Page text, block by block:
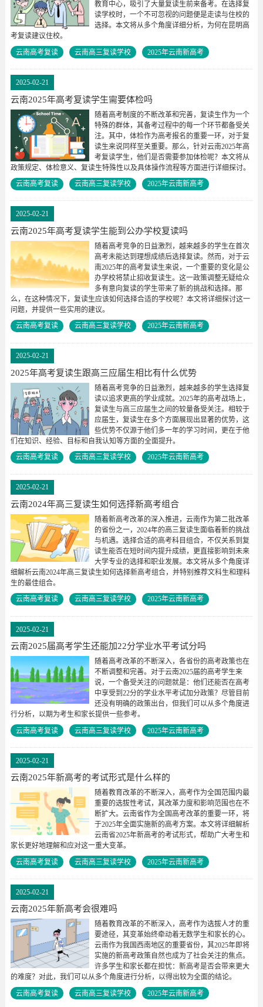
教育中心，吸引了大量复读生前来备考。在选择复
读学校时，一个不可忽视的问题便是走读与住校的
选择。本文将从多个角度详细分析，为何在昆明高
考复读建议住校。
云南高考复读
云南高三复读学校 2025年云南新高考
2025-02-21
云南2025年高考复读学生需要体检吗
随着高考制度的不断改革和完善，复读生作为一个
特殊的群体，其备考过程中的每一个环节都备受关
注。其中，体检作为高考报名的重要一环，对于复
读生来说同样至关重要。那么，针对云南2025年高
考复读学生，他们是否需要参加体检呢？本文将从
政策规定、体检意义、复读生特殊性以及具体操作流程等方面进行详细探讨。
云南高考复读
云南高三复读学校 2025年云南新高考
2025-02-21
云南2025年高考复读学生能到公办学校复读吗
随着高考竞争的日益激烈，越来越多的学生在首次
高考未能达到理想成绩后选择复读。然而，对于云
南2025年的高考复读生来说，一个重要的变化是公
办学校将禁止招收复读生。这一政策调整无疑给众
多有意向复读的学生带来了新的挑战和选择。那
么，在这种情况下，复读生应该如何选择合适的学校呢？本文将详细探讨这一
问题，并提供一些实用的建议。
云南高考复读
云南高三复读学校 2025年云南新高考
2025-02-21
2025年高考复读生跟高三应届生相比有什么优势
随着高考竞争的日益激烈，越来越多的学生选择复
读以追求更高的学业成就。2025年的高考战场上，
复读生与高三应届生之间的较量备受关注。相较于
应届生，复读生在多个方面展现出显著的优势，这
些优势不仅源于他们多一年的学习时间，更在于他
们在知识、经验、目标和自我认知等方面的全面提升。
云南高考复读
云南高三复读学校 2025年云南新高考
2025-02-21
云南2024年高三复读生如何选择新高考组合
随着新高考改革的深入推进，云南作为第二批改革
的省份之一，2024年的高三复读生面临着新的挑战
与机遇。选择合适的高考科目组合，不仅关系到复
读生能否在短时间内提升成绩，更直接影响到未来
大学专业的选择和职业发展。本文将从多个角度详
细解析云南2024年高三复读生如何选择新高考组合，并特别推荐文科生和理科
生的最佳组合。
云南高考复读
云南高三复读学校 2025年云南新高考
2025-02-21
云南2025届高考学生还能加22分学业水平考试分吗
随着高考改革的不断深入，各省份的高考政策也在
不断调整和完善。对于云南2025届的高考学生来
说，一个备受关注的问题就是：他们还能否在高考
中享受到22分的学业水平考试加分政策？尽管目前
还没有明确的政策出台，但我们可以从多个角度进
行分析，以期为考生和家长提供一些参考。
云南高考复读
云南高三复读学校 2025年云南新高考
2025-02-21
云南2025年新高考的考试形式是什么样的
随着教育改革的不断深入，高考作为全国范围内最
重要的选拔性考试，其改革力度和影响范围也在不
断扩大。云南省作为全国高考改革的重要一环，将
于2025年全面实施新的高考方案。本文将详细解析
云南省2025年新高考的考试形式，帮助广大考生和
家长更好地理解和应对这一重大变革。
云南高考复读
云南高三复读学校 2025年云南新高考
2025-02-21
云南2025年新高考会很难吗
随着教育改革的不断深入，高考作为选拔人才的重
要途径，其变革始终牵动着无数学生和家长的心。
云南作为我国西南地区的重要省份，其2025年即将
实施的新高考政策自然也成为了社会关注的焦点。
许多学生和家长都在担忧：新高考是否会带来更大
的难度？对此，我们可以从多个角度进行分析，以得出较为全面的结论。
云南高考复读
云南高三复读学校 2025年云南新高考